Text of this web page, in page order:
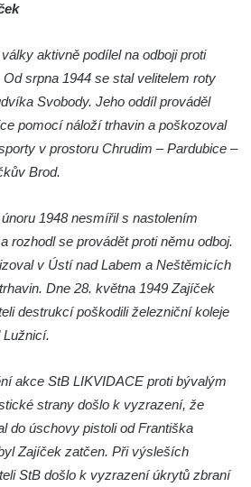
války na
na hřbitově v
Švice na domě
války v ulici 1.
v ulici 1. máje v Lužci
před hřbitovem v
na hřbitově v
na hřbitově v Lužci
na hřbitově v Lužci
aktivně podílel na odboji proti
srpna 1944 se stal velitelem roty
Svobody. Jeho oddíl prováděl
pomocí náloží trhavin a poškozoval
v prostoru Chrudim – Pardubice –
Brod.
1948 nesmířil s nastolením
rozhodl se provádět proti němu odboj.
v Ústí nad Labem a Neštěmicích
Dne 28. května 1949 Zajíček
destrukcí poškodili železniční koleje
Lužnicí.
akce StB LIKVIDACE proti bývalým
strany došlo k vyzrazení, že
do úschovy pistoli od Františka
Zajíček zatčen. Při výsleších
StB došlo k vyzrazení úkrytů zbraní